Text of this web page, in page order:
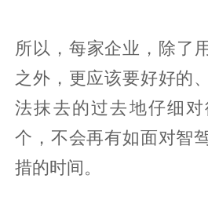
所以，每家企业，除了
之外，更应该要好好的
法抹去的过去地仔细
个，不会再有如面对智
措的时间。